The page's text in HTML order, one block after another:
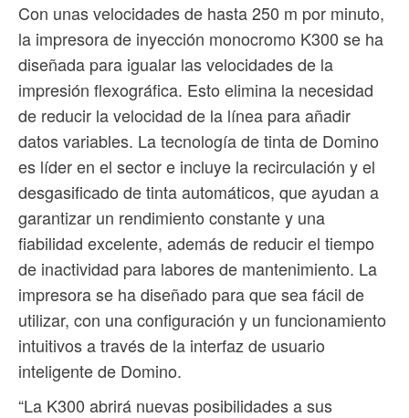
Con unas velocidades de hasta 250 m por minuto,
la impresora de inyección monocromo K300 se ha
diseñada para igualar las velocidades de la
impresión flexográfica. Esto elimina la necesidad
de reducir la velocidad de la línea para añadir
datos variables. La tecnología de tinta de Domino
es líder en el sector e incluye la recirculación y el
desgasificado de tinta automáticos, que ayudan a
garantizar un rendimiento constante y una
fiabilidad excelente, además de reducir el tiempo
de inactividad para labores de mantenimiento. La
impresora se ha diseñado para que sea fácil de
utilizar, con una configuración y un funcionamiento
intuitivos a través de la interfaz de usuario
inteligente de Domino.
“La K300 abrirá nuevas posibilidades a sus